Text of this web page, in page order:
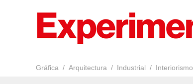
Gráfica Arquitectura Industrial Interiorismo